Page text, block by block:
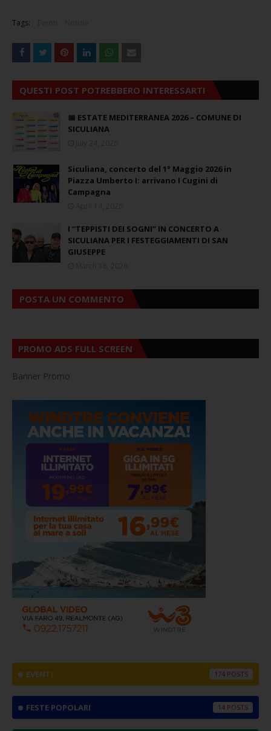
Tags:
QUESTI POST POTREBBERO INTERESSARTI
📅 ESTATE MEDITERRANEA 2026 – COMUNE DI
SICULIANA
Siculiana, concerto del 1° Maggio 2026 in
Piazza Umberto I: arrivano I Cugini di
Campagna
I “TEPPISTI DEI SOGNI” IN CONCERTO A
SICULIANA PER I FESTEGGIAMENTI DI SAN
GIUSEPPE
POSTA UN COMMENTO
PROMO ADS FULL SCREEN
Banner Promo
EVENTI 174
FESTE POPOLARI 14